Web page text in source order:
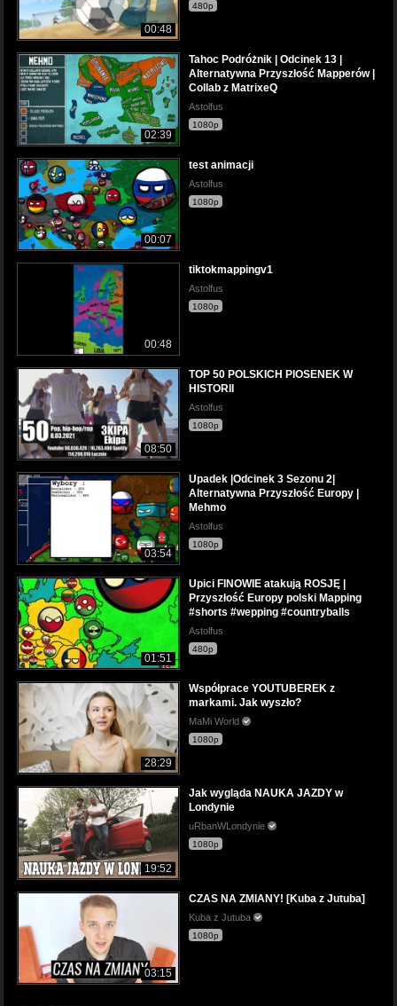
00:48
480p
02:39
Tahoc Podróżnik | Odcinek 13 |
Alternatywna Przyszłość Mapperów |
Collab z MatrixeQ
Astolfus
1080p
00:07
test animacji
Astolfus
1080p
00:48
tiktokmappingv1
Astolfus
1080p
08:50
TOP 50 POLSKICH PIOSENEK W
HISTORII
Astolfus
1080p
03:54
Upadek |Odcinek 3 Sezonu 2|
Alternatywna Przyszłość Europy |
Mehmo
Astolfus
1080p
01:51
Upici FINOWIE atakują ROSJĘ |
Przyszłość Europy polski Mapping
#shorts #wepping #countryballs
Astolfus
480p
28:29
Współprace YOUTUBEREK z
markami. Jak wyszło?
MaMi World
1080p
19:52
Jak wygląda NAUKA JAZDY w
Londynie
uRbanWLondynie
1080p
03:15
CZAS NA ZMIANY! [Kuba z Jutuba]
Kuba z Jutuba
1080p